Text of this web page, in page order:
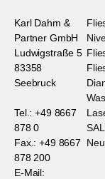
Karl Dahm &
Partner GmbH
Ludwigstraße 5
83358
Seebruck
Tel.: +49 8667
878 0
Fax.: +49 8667
878 200
E-Mail: